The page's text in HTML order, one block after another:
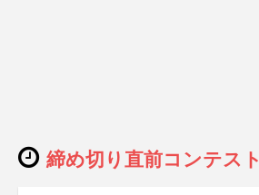
締め切り直前コンテスト